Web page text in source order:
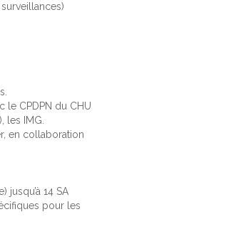
le CPDPN du CHU
les IMG.
en collaboration
14 SA
pour les